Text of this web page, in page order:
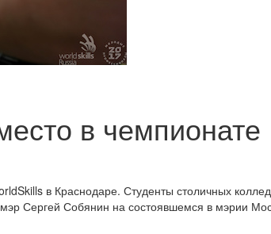
в чемпионате
в Краснодаре. Студенты столичных
Сергей Собянин на состоявшемся в мэрии